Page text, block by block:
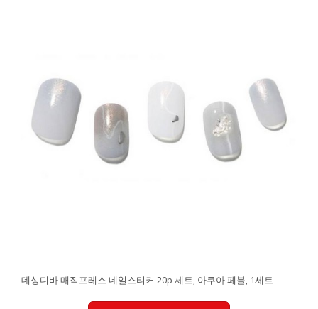
데싱디바 매직프레스 네일스티커 20p 세트, 아쿠아 페블, 1세트